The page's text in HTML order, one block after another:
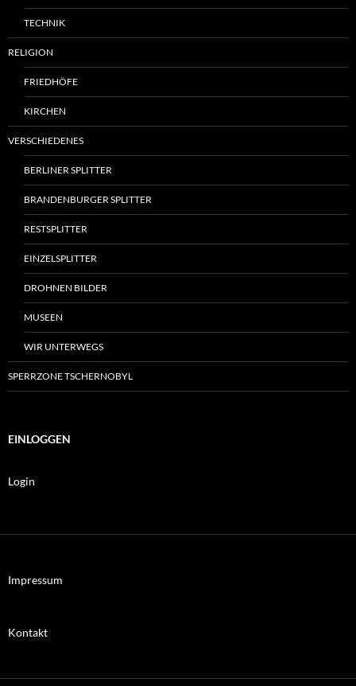
TECHNIK
RELIGION
FRIEDHÖFE
KIRCHEN
VERSCHIEDENES
BERLINER SPLITTER
BRANDENBURGER SPLITTER
RESTSPLITTER
EINZELSPLITTER
DROHNEN BILDER
MUSEEN
WIR UNTERWEGS
SPERRZONE TSCHERNOBYL
EINLOGGEN
Login
Impressum
Kontakt